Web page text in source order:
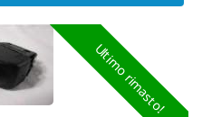
Ultimo rimasto!